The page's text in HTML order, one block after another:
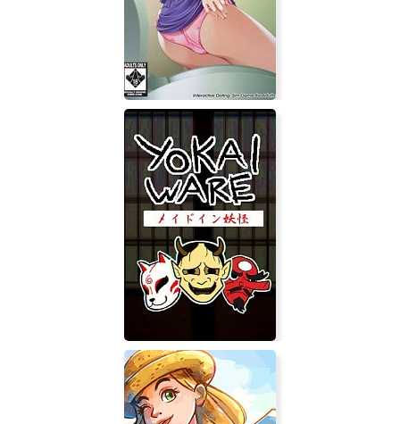
Call of Duty 2: Подвиг Солдата
Water Closet: The Forbidden
Chamber